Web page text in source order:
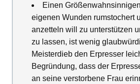
Einen
eigenen Wunden rumstochert
anzetteln will zu unterstützen
zu lassen, ist wenig
Meisterdieb den Erpresser
Begründung, dass der
an seine verstorbene Frau